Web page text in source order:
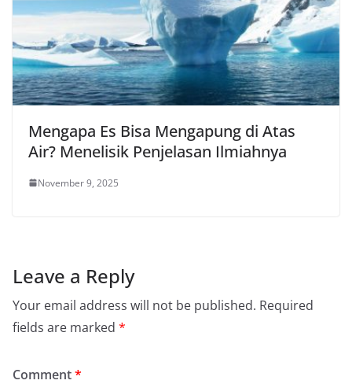
Mengapa Es Bisa Mengapung di Atas
Air? Menelisik Penjelasan Ilmiahnya
November 9, 2025
Leave a Reply
Your email address will not be published. Required
fields are marked *
Comment*